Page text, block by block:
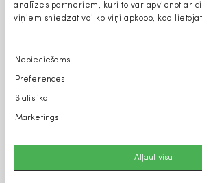
analīzes partneriem, kuri to var apvienot ar
viņiem sniedzat vai ko viņi apkopo, kad
Piekrišanas
izvēle
Nepieciešams
Preferences
Statistika
Mārketings
Atļaut visu